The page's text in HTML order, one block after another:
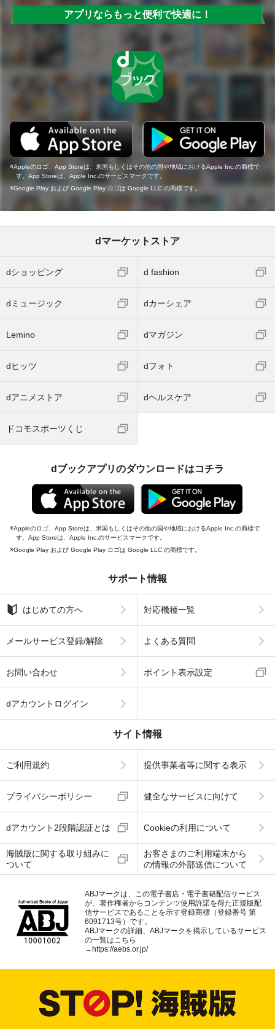
アプリならもっと便利で快適に！
Appleのロゴ、App Storeは、米国もしくはその他の国や地域におけるApple Inc.の商標で
す。App Storeは、Apple Inc.のサービスマークです。
Google Play および Google Play ロゴは Google LLC の商標です。
dマーケットストア
dショッピング d fashion
dミュージック dカーシェア
Lemino dマガジン
dヒッツ dフォト
dアニメストア dヘルスケア
ドコモスポーツくじ
dブックアプリのダウンロードはコチラ
Appleのロゴ、App Storeは、米国もしくはその他の国や地域におけるApple Inc.の商標で
す。App Storeは、Apple Inc.のサービスマークです。
Google Play および Google Play ロゴは Google LLC の商標です。
サポート情報
はじめての方へ 対応機種一覧
メールサービス登録/解除 よくある質問
お問い合わせ ポイント表示設定
dアカウントログイン
サイト情報
ご利用規約 提供事業者等に関する表示
プライバシーポリシー 健全なサービスに向けて
dアカウント2段階認証とは Cookieの利用について
海賊版に関する取り組みに
ついて
お客さまのご利用端末から
の情報の外部送信について
ABJマークは、この電子書店・電子書籍配信サービス
が、著作権者からコンテンツ使用許諾を得た正規版配
信サービスであることを示す登録商標（登録番号 第
6091713号）です。
ABJマークの詳細、ABJマークを掲示しているサービス
の一覧はこちら
→ https://aebs.or.jp/